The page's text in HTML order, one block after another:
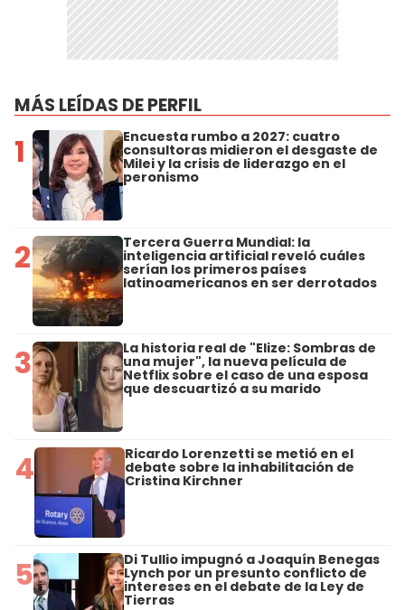
MÁS LEÍDAS DE PERFIL
1 Encuesta rumbo a 2027: cuatro
consultoras midieron el desgaste de
Milei y la crisis de liderazgo en el
peronismo
2 Tercera Guerra Mundial: la
inteligencia artificial reveló cuáles
serían los primeros países
latinoamericanos en ser derrotados
3 La historia real de "Elize: Sombras de
una mujer", la nueva película de
Netflix sobre el caso de una esposa
que descuartizó a su marido
4 Ricardo Lorenzetti se metió en el
debate sobre la inhabilitación de
Cristina Kirchner
5 Di Tullio impugnó a Joaquín Benegas
Lynch por un presunto conflicto de
intereses en el debate de la Ley de
Tierras